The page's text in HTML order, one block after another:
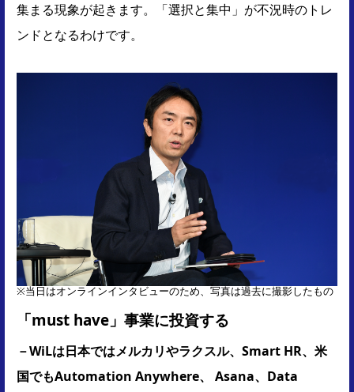
集まる現象が起きます。「選択と集中」が不況時のトレ
ンドとなるわけです。
※当日はオンラインインタビューのため、写真は過去に撮影したもの
「must have」事業に投資する
－WiLは日本ではメルカリやラクスル、Smart HR、米
国でもAutomation Anywhere、 Asana、Data